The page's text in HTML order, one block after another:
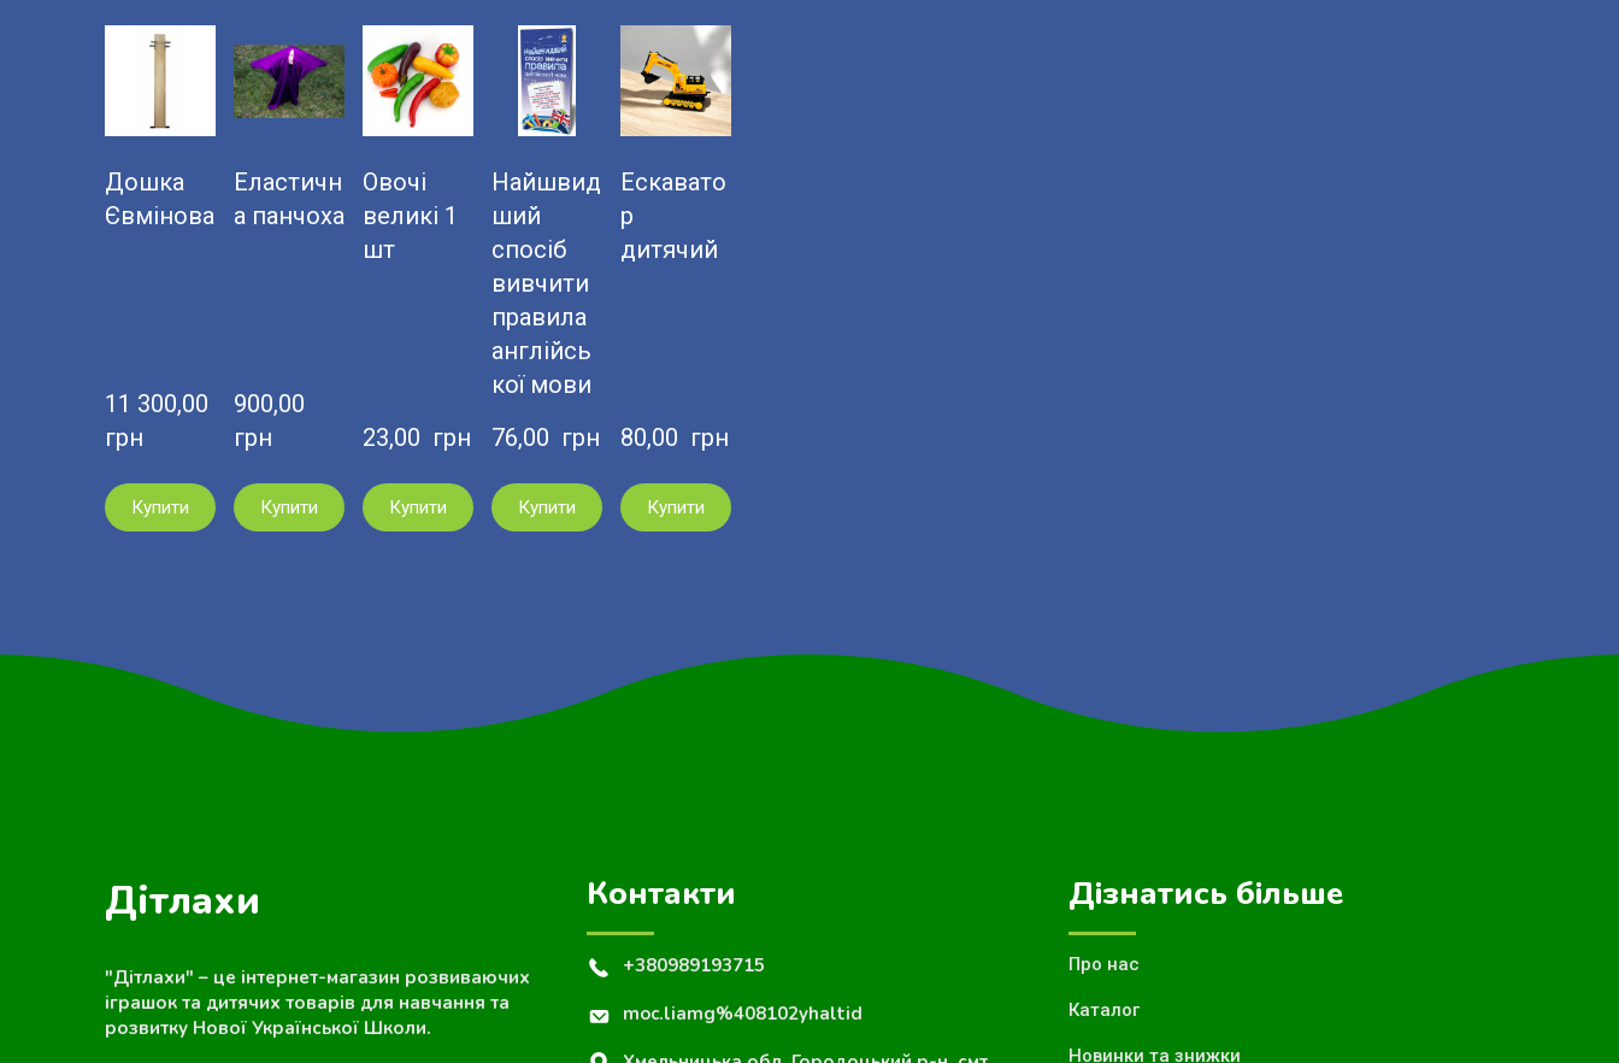
Дошка
Євмінова
11 300,00
грн
Купити
Еластичн
а панчоха
900,00
грн
Купити
Овочі
великі 1
шт
23,00  грн
Купити
Найшвид
ший
спосіб
вивчити
правила
англійсь
кої мови
76,00  грн
Купити
Ескавато
р
дитячий
80,00  грн
Купити
Дітлахи
"Дітлахи" – це інтернет-магазин розвиваючих
іграшок та дитячих товарів для навчання та
розвитку Нової Української Школи.
Контакти
+380989193715
moc.liamg%408102yhaltid
Дізнатись більше
Про нас
Каталог
Новинки та знижки